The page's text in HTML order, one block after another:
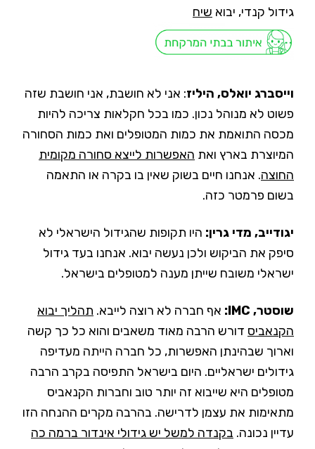
גידול קנדי, יבוא שיח
וייסברג יואלס, היליז: אני לא חושבת, אני חושבת שזה
פשוט לא מנוהל נכון. כמו בכל חקלאות צריכה להיות
מכסה התואמת את כמות המטופלים ואת כמות הסחורה
המיוצרת בארץ ואת האפשרות לייצא סחורה מקומית
החוצה. אנחנו חיים בשוק שאין בו בקרה או התאמה
בשום פרמטר כזה.
יגודייב, מדי גרין: היו תקופות שהגידול הישראלי לא
סיפק את הביקוש ולכן נעשה יבוא. אנחנו בעד גידול
ישראלי משובח שייתן מענה למטופלים בישראל.
שוסטר, IMC: אף חברה לא רוצה לייבא. תהליך יבוא
הקנאביס דורש הרבה מאוד משאבים והוא כל כך קשה
וארוך שבהינתן האפשרות, כל חברה הייתה מעדיפה
גידולים ישראליים. היום בישראל התפיסה בקרב הרבה
מטופלים היא שייבוא זה יותר טוב וחברות הקנאביס
מתאימות את עצמן לדרישה. בהרבה מקרים ההנחה הזו
עדיין נכונה. בקנדה למשל יש גידולי אינדור ברמה כה